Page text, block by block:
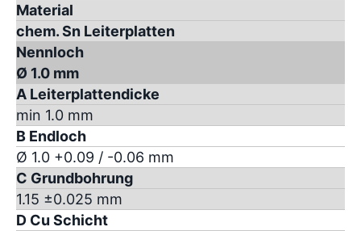
Material
chem. Sn Leiterplatten
Nennloch
Ø 1.0 mm
A Leiterplattendicke
min 1.0 mm
B Endloch
Ø 1.0 +0.09 / -0.06 mm
C Grundbohrung
1.15 ±0.025 mm
D Cu Schicht